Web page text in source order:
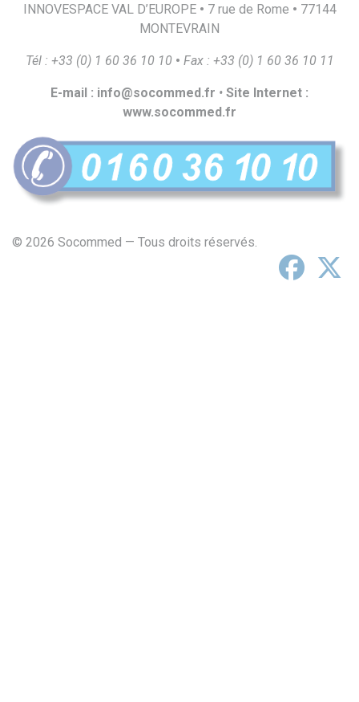
INNOVESPACE VAL D’EUROPE • 7 rue de Rome • 77144
MONTEVRAIN
Tél : +33 (0) 1 60 36 10 10 • Fax : +33 (0) 1 60 36 10 1 1
E-mail : info@socommed.fr • Site Internet :
www.socommed.fr
© 2026 Socommed — Tous droits réservés.